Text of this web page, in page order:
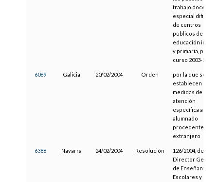
trabajo docente
especial
de centros
públicos de
educación
y primaria, para el
curso 2003-2004
6069 Galicia 20/02/2004 Orden
por la que se
establecen las
medidas de
atención
específica al
alumnado
procedente del
extranjero
6386 Navarra 24/02/2004 Resolución
126/2004, del
Director General
de Enseñanzas
Escolares y